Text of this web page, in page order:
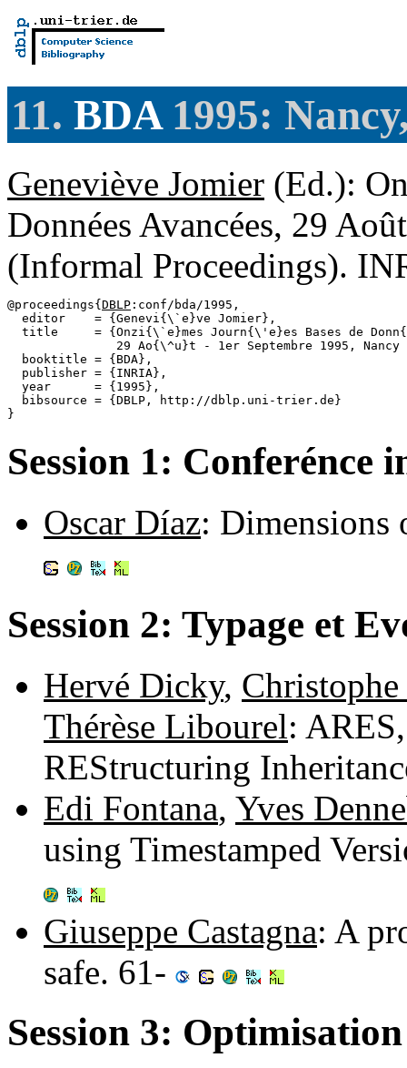
11. BDA1995:
Geneviève Jomier (Ed.):
Données Avancées, 29
(Informal Proceedings).
@proceedings{ DBLP :conf/bda/1995,
  editor    = {Genevi{\`e}ve Jomier},
title     = {Onzi{\`e}mes Journ{\'e}es Bases de
29 Ao{\^u}t - 1er Septembre 1995, Nancy
  booktitle = {BDA},
  publisher = {INRIA},
  year      = {1995},
  bibsource = {DBLP, http://dblp.uni-trier.de}
Session 1: Conferénce
Oscar Díaz: Dimensions
Session 2: Typage et
Hervé Dicky,
Thérèse Libourel:
REStructuring
Edi Fontana, Yves
using Timestamped
Giuseppe Castagna: A
safe. 61-
Session 3: